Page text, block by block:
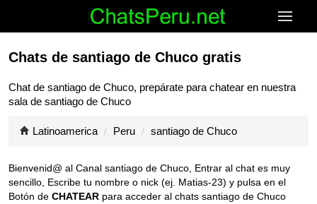
Chats de santiago de Chuco gratis
Chat de santiago de Chuco, prepárate para chatear en nuestra
sala de santiago de Chuco
Latinoamerica Peru santiago de Chuco
Bienvenid@ al Canal santiago de Chuco , Entrar al chat es muy
sencillo, Escribe tu nombre o nick (ej. Matias-23) y pulsa en el
Botón de CHATEAR para acceder al chats santiago de Chuco